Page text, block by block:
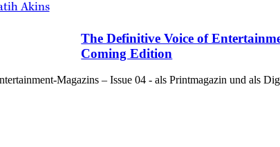
Akins
The Definitive Voice of
Coming Edition
Magazins – Issue 04 - als Printmagazin und als